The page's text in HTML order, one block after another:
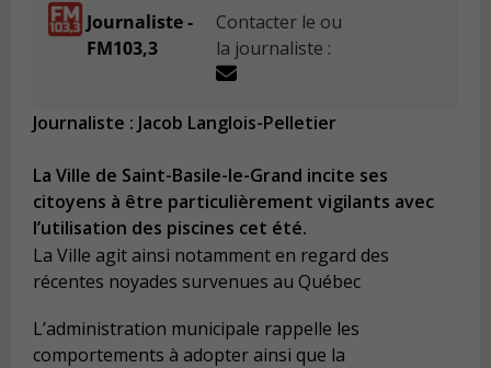
Journaliste -
FM103,3
Contacter le ou
la journaliste :
Journaliste : Jacob Langlois-Pelletier
La Ville de Saint-Basile-le-Grand incite ses
citoyens à être particulièrement vigilants avec
l’utilisation des piscines cet été.
La Ville agit ainsi notamment en regard des
récentes noyades survenues au Québec
L’administration municipale rappelle les
comportements à adopter ainsi que la